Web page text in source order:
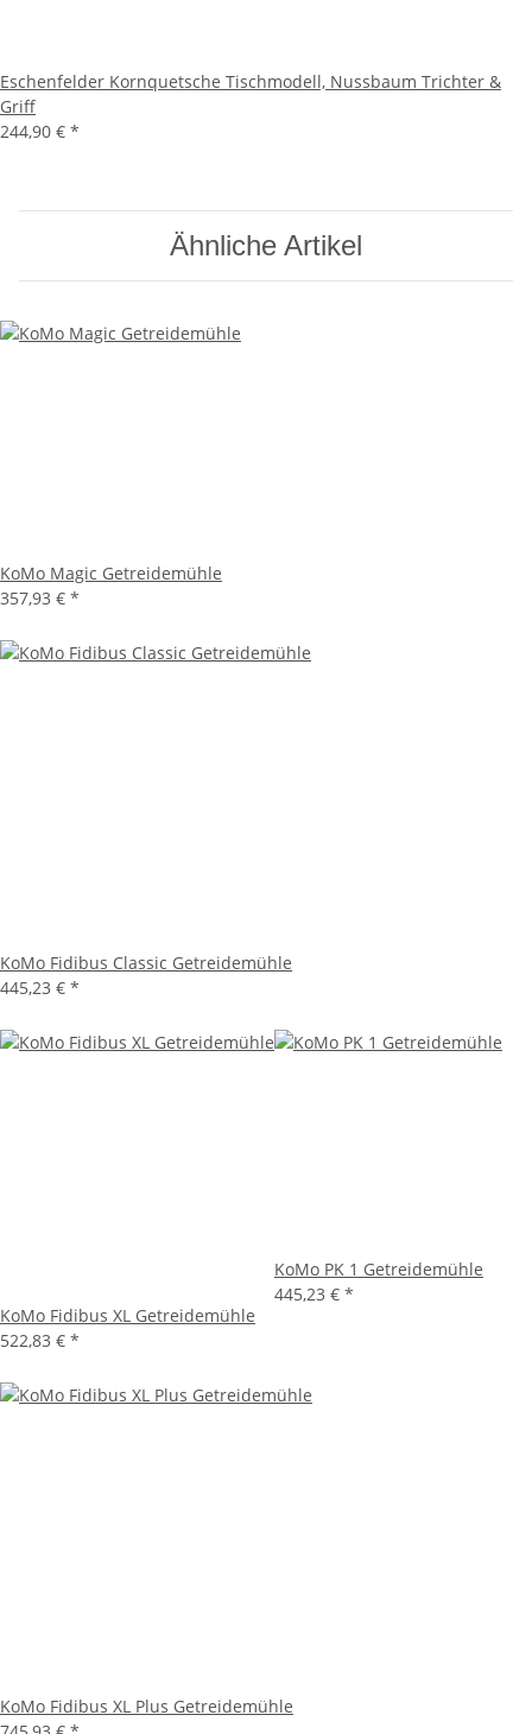
Eschenfelder Kornquetsche Tischmodell, Nussbaum Trichter &
Griff
244,90 € *
Ähnliche Artikel
KoMo Magic Getreidemühle
357,93 € *
KoMo Fidibus Classic Getreidemühle
445,23 € *
KoMo Fidibus XL Getreidemühle
522,83 € *
KoMo PK 1 Getreidemühle
445,23 € *
KoMo Fidibus XL Plus Getreidemühle